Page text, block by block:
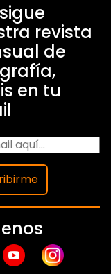
revista
de
en tu